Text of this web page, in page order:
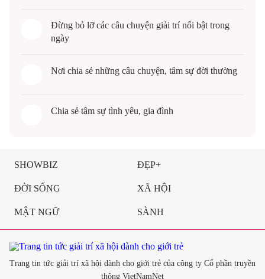
Đừng bỏ lỡ các câu chuyện giải trínổi bật trong
ngày
Nơi chia sẻ những câu chuyện, tâm sự đời thường
Chia sẻ tâm sự tình yêu, gia đình
SHOWBIZ ĐẸP+
ĐỜI SỐNG XÃ HỘI
MẬT NGỮ SÀNH
Trang tin tức giải trí xã hội dành cho giới trẻ của công ty Cổ phần truyền
thông VietNamNet